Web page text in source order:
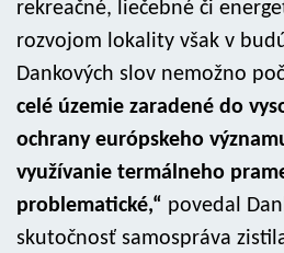
rekreačné, liečebné či
rozvojom lokality však v
Dankových slov nemožno
celé územie zaradené do
ochrany európskeho
využívanie termálneho
problematické,“ povedal
skutočnosť samospráva